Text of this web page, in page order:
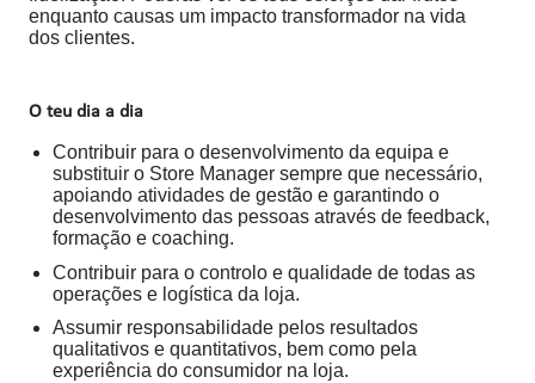
enquanto causas um impacto transformador na vida
dos clientes.
O teu dia a dia
Contribuir para o desenvolvimento da equipa e
substituir o Store Manager sempre que necessário,
apoiando atividades de gestão e garantindo o
desenvolvimento das pessoas através de feedback,
formação e coaching.
Contribuir para o controlo e qualidade de todas as
operações e logística da loja.
Assumir responsabilidade pelos resultados
qualitativos e quantitativos, bem como pela
experiência do consumidor na loja.